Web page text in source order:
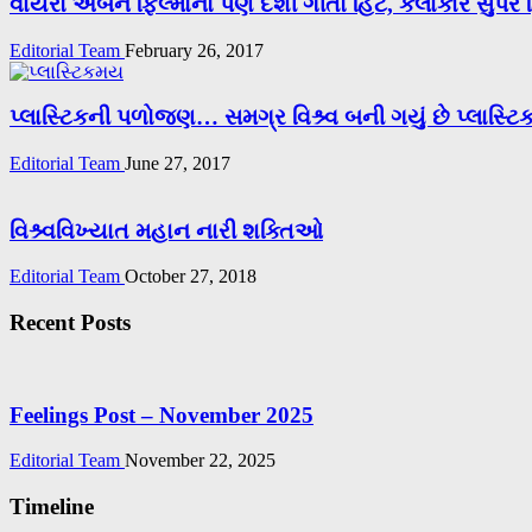
Editorial Team February 26, 2017
પ્લાસ્ટિકની પળોજણ… સમગ્ર વિશ્ર્વ બની ગયું છે
Editorial Team June 27, 2017
વિશ્ર્વવિખ્યાત મહાન નારી શક્તિઓ
Editorial Team October 27, 2018
Recent Posts
Feelings Post – November 2025
Editorial Team November 22, 2025
Timeline